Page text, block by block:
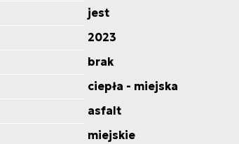
jest
2023
brak
ciepła - miejska
asfalt
miejskie